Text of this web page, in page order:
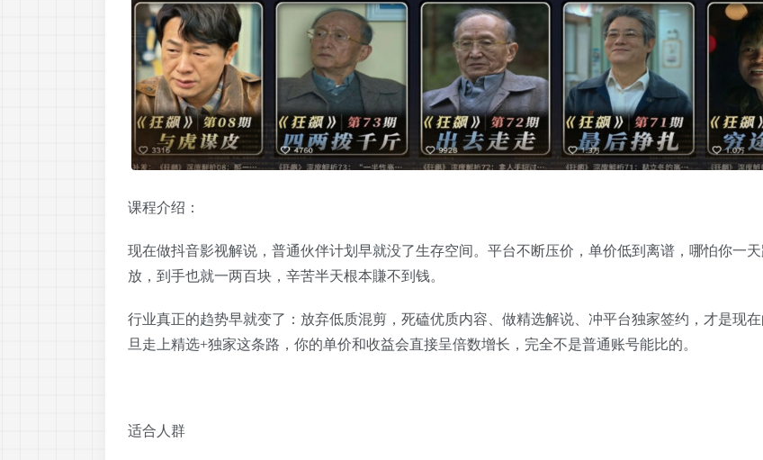
课程介绍：
现在做抖音影视解说，普通伙伴计划早就没了生存空间。平台不断压价，单价低到离谱，哪怕你一
放，到手也就一两百块，辛苦半天根本賺不到钱。
行业真正的趋势早就变了：放弃低质混剪，死磕优质内容、做精选解说、冲平台独家签约，才是现
旦走上精选+独家这条路，你的单价和收益会直接呈倍数增长，完全不是普通账号能比的。
适合人群